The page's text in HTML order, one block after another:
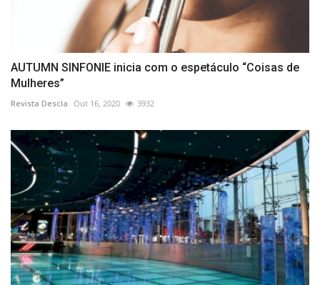
AUTUMN SINFONIE inicia com o espetáculo “Coisas de
Mulheres”
Revista Descla Out 16, 2020 3932